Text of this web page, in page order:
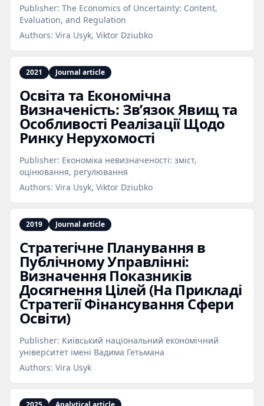
Publisher: The Economics of Uncertainty: Content,
Evaluation, and Regulation
Authors: Vira Usyk, Viktor Dziubko
2021 Journal article
Освіта та Економічна
Визначеність: Зв’язок Явищ та
Особливості Реалізації Щодо
Ринку Нерухомості
Publisher: Економіка невизначеності: зміст,
оцінювання, регулювання
Authors: Vira Usyk, Viktor Dziubko
2019 Journal article
Стратегічне Планування в
Публічному Управлінні:
Визначення Показників
Досягнення Цілей (На Прикладі
Стратегії Фінансування Сфери
Освіти)
Publisher: Київський національний економічний
університет імені Вадима Гетьмана
Authors: Vira Usyk